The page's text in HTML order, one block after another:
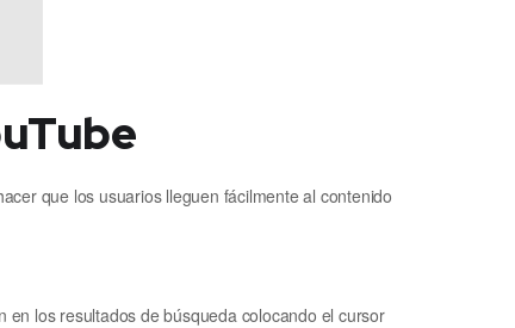
que los usuarios lleguen fácilmente al contenido
los resultados de búsqueda colocando el cursor